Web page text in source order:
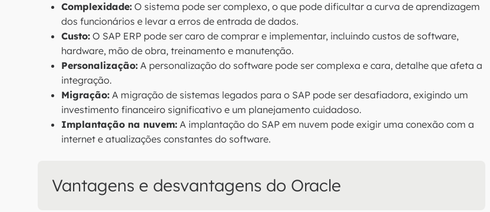
Complexidade: O sistema pode ser complexo, o que pode dificultar a curva de aprendizagem
dos funcionários e levar a erros de entrada de dados.
Custo: O SAP ERP pode ser caro de comprar e implementar, incluindo custos de software,
hardware, mão de obra, treinamento e manutenção.
Personalização: A personalização do software pode ser complexa e cara, detalhe que afeta a
integração.
Migração: A migração de sistemas legados para o SAP pode ser desafiadora, exigindo um
investimento financeiro significativo e um planejamento cuidadoso.
Implantação na nuvem: A implantação do SAP em nuvem pode exigir uma conexão com a
internet e atualizações constantes do software.
Vantagens e desvantagens do Oracle